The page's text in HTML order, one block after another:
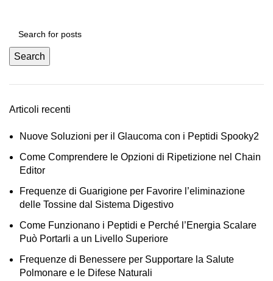
Search
Articoli recenti
Nuove Soluzioni per il Glaucoma con i Peptidi Spooky2
Come Comprendere le Opzioni di Ripetizione nel Chain
Editor
Frequenze di Guarigione per Favorire l’eliminazione
delle Tossine dal Sistema Digestivo
Come Funzionano i Peptidi e Perché l’Energia Scalare
Può Portarli a un Livello Superiore
Frequenze di Benessere per Supportare la Salute
Polmonare e le Difese Naturali